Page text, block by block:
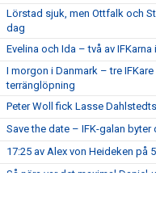
Lörstad sjuk, men Ottfalk och
dag
Evelina och Ida – två av
I morgon i Danmark – tre
terränglöpning
Peter Woll fick Lasse
Save the date – IFK-galan byter
17:25 av Alex von Heideken på
Så nära var det maximal Daniel-